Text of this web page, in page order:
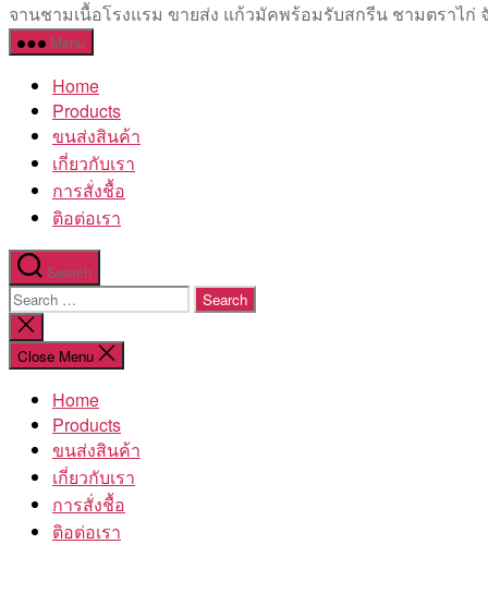
จานชามเนื้อโรงแรม ขายส่ง แก้วมัคพร้อมรับสกรีน ชามตราไก่
Menu
Home
Products
ขนส่งสินค้า
เกี่ยวกับเรา
การสั่งชื้อ
ติอต่อเรา
Search
Search
for:
Close
search
Close Menu
Home
Products
ขนส่งสินค้า
เกี่ยวกับเรา
การสั่งชื้อ
ติอต่อเรา